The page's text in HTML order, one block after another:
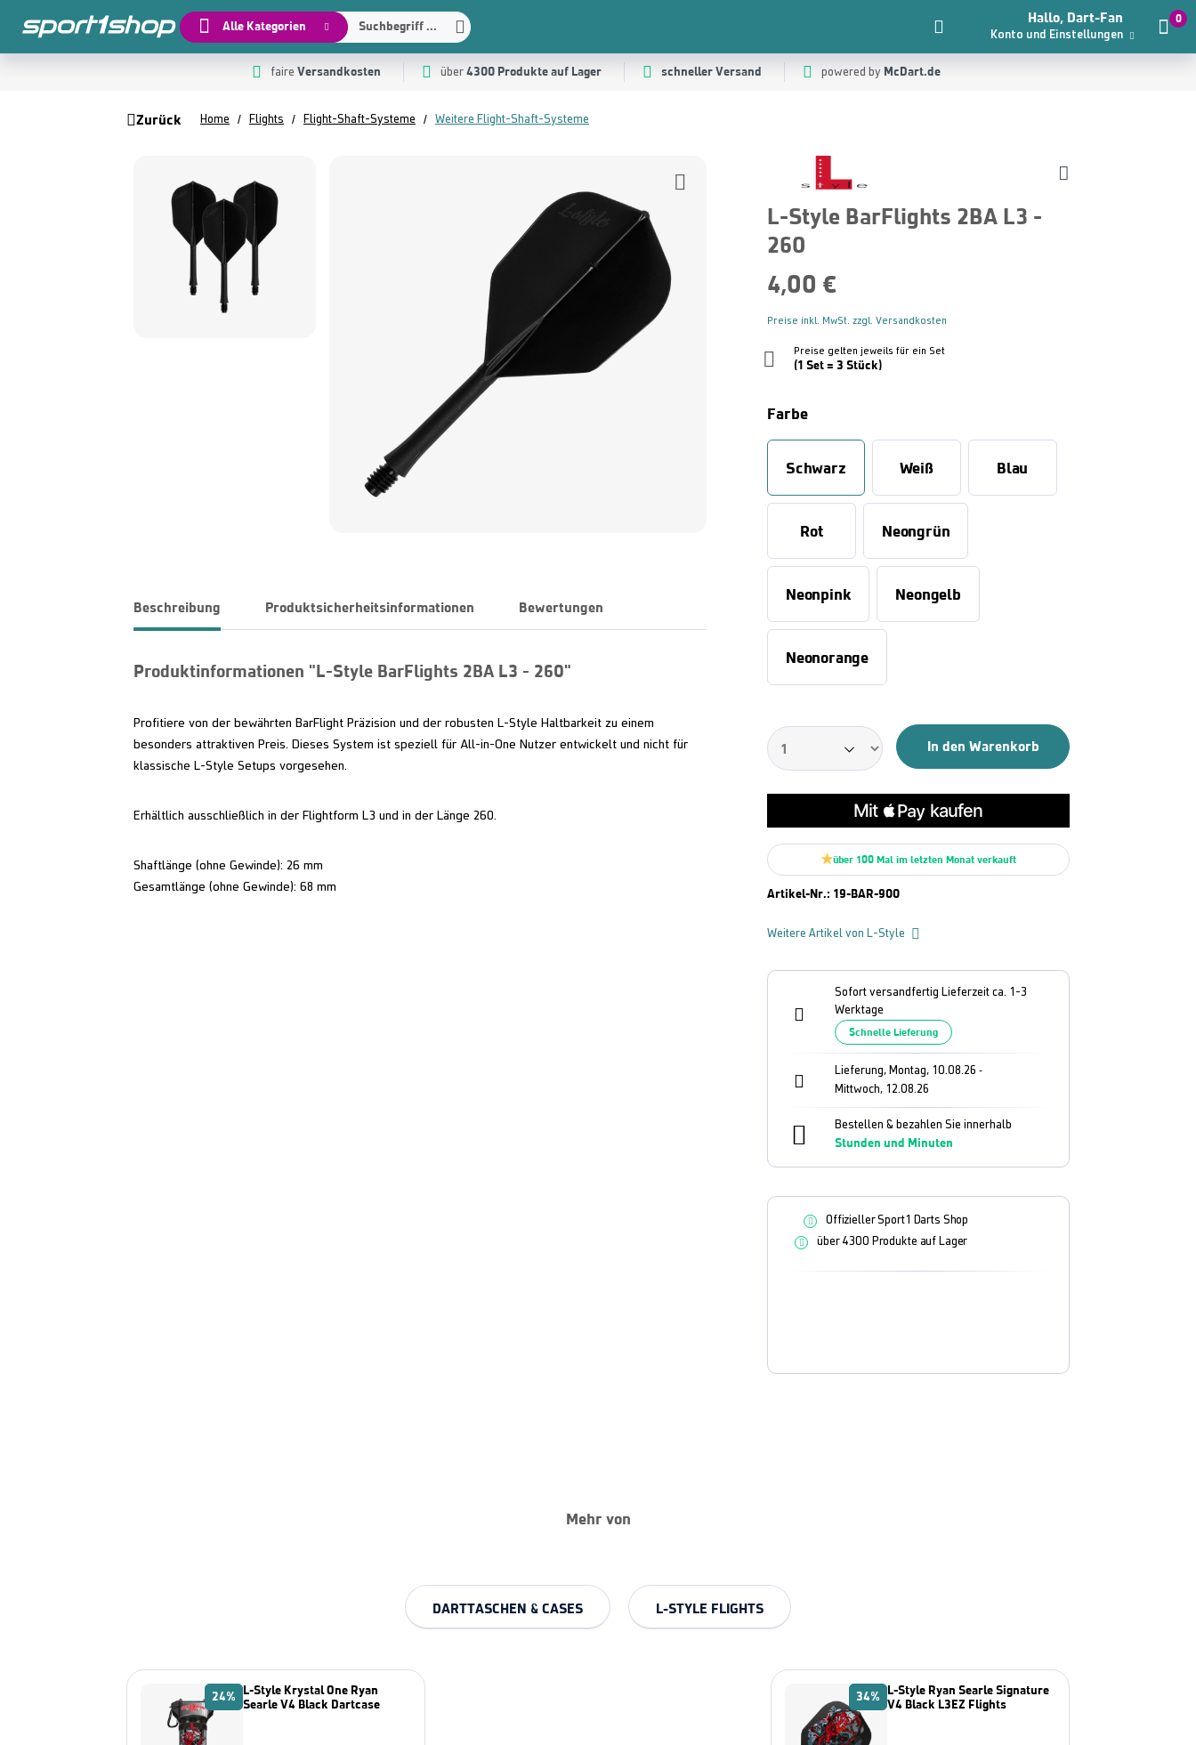
Alle Kategorien Suchbegriff ...
Hallo, Dart-Fan
Konto und Einstellungen
0
faire Versandkosten über 4300 Produkte auf Lager schneller Versand powered by McDart.de
Zurück Home Flights Flight-Shaft-Systeme Weitere Flight-Shaft-Systeme
Beschreibung Produktsicherheitsinformationen Bewertungen
Produktinformationen "L-Style BarFlights 2BA L3 - 260"
Profitiere von der bewährten BarFlight Präzision und der robusten L-Style Haltbarkeit zu einem
besonders attraktiven Preis. Dieses System ist speziell für All-in-One Nutzer entwickelt und nicht für
klassische L-Style Setups vorgesehen.
Erhältlich ausschließlich in der Flightform L3 und in der Länge 260.
Shaftlänge (ohne Gewinde): 26 mm
Gesamtlänge (ohne Gewinde): 68 mm
L-Style BarFlights 2BA L3 -
260
4,00 €
Preise inkl. MwSt. zzgl. Versandkosten
Preise gelten jeweils für ein Set
(1 Set = 3 Stück)
Farbe
Schwarz Weiß Blau
Rot Neongrün
Neonpink Neongelb
Neonorange
In den Warenkorb
Artikel-Nr.: 19-BAR-900
über 100 Mal im letzten Monat verkauft
Weitere Artikel von L-Style
Sofort versandfertig Lieferzeit ca. 1-3
Werktage
Schnelle Lieferung
Lieferung, Montag, 10.08.26 -
Mittwoch, 12.08.26
Bestellen & bezahlen Sie innerhalb
Stunden und Minuten
Offizieller Sport1 Darts Shop
über 4300 Produkte auf Lager
Mehr von
DARTTASCHEN & CASES L-STYLE FLIGHTS
24% L-Style Krystal One Ryan
Searle V4 Black Dartcase
34% L-Style Ryan Searle Signature
V4 Black L3EZ Flights